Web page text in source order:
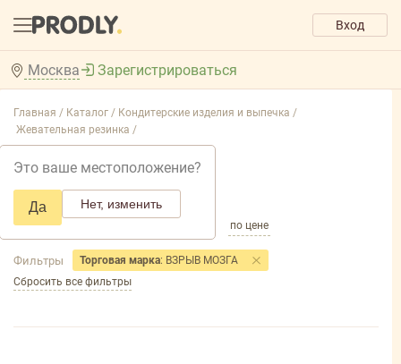
Вход
Москва
Это ваше местоположение?
Да Нет, изменить
Зарегистрироваться
Главная / Каталог / Кондитерские изделия и выпечка /
Жевательная резинка /
Добавить фильтр товаров
по популярности по цене
Фильтры Торговая марка: ВЗРЫВ МОЗГА
Сбросить все фильтры